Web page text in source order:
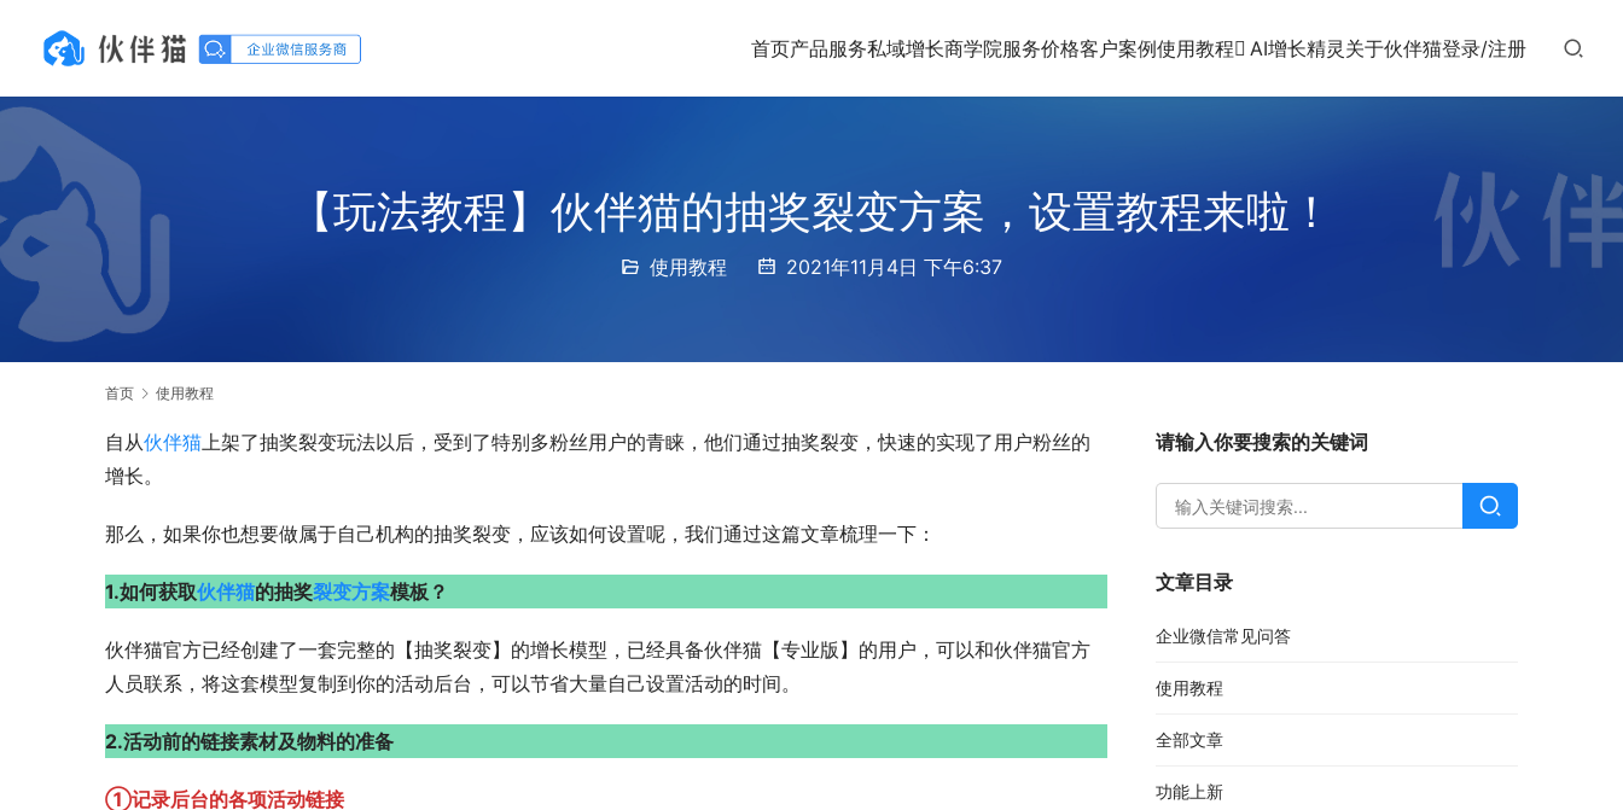
首页产品服务私域增长商学院服务价格客户案例使用教程 AI增长精灵 关于伙伴猫登录/注册
【玩法教程】伙伴猫的抽奖裂变方案，设置教程来啦！
使用教程 2021年11月4日 下午6:37
首页 使用教程
自从伙伴猫上架了抽奖裂变玩法以后，受到了特别多粉丝用户的青睐，他们通过抽奖裂变，快速的实现了用户粉丝的
增长。
那么，如果你也想要做属于自己机构的抽奖裂变，应该如何设置呢，我们通过这篇文章梳理一下：
1.如何获取伙伴猫的抽奖裂变方案模板？
伙伴猫官方已经创建了一套完整的【抽奖裂变】的增长模型，已经具备伙伴猫【专业版】的用户，可以和伙伴猫官方
人员联系，将这套模型复制到你的活动后台，可以节省大量自己设置活动的时间。
2.活动前的链接素材及物料的准备
①记录后台的各项活动链接
请输入你要搜索的关键词
文章目录
企业微信常见问答
使用教程
全部文章
功能上新